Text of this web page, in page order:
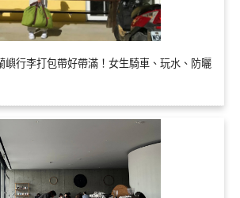
嶼行李打包帶好帶滿！女生騎車、玩水、防曬